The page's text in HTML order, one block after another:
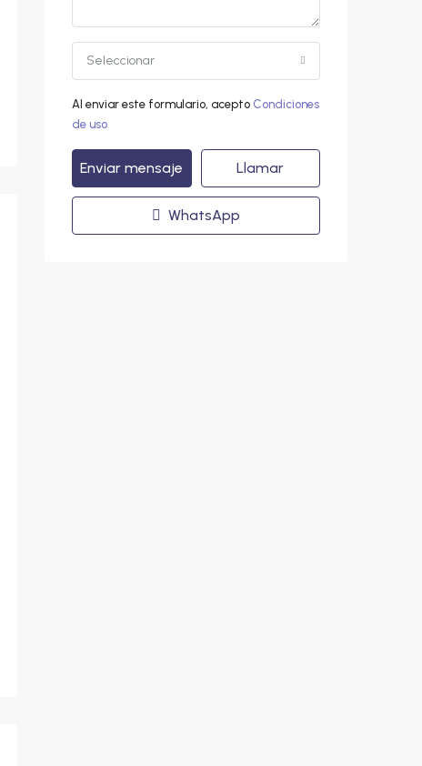
Seleccionar
Al enviar este formulario, acepto Condiciones
de uso
Enviar mensaje Llamar
WhatsApp